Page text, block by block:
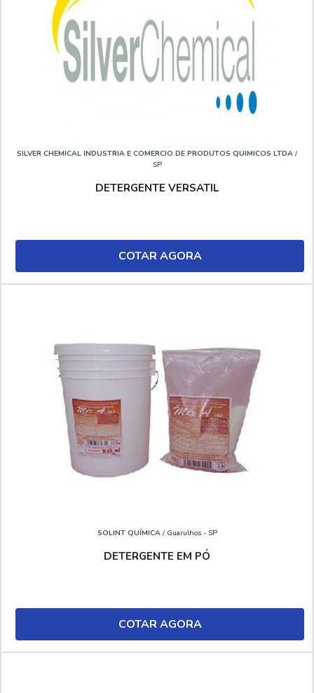
SILVER CHEMICAL INDUSTRIA E COMERCIO DE PRODUTOS QUIMICOS LTDA /
SP
DETERGENTE VERSATIL
COTAR AGORA
SOLINT QUÍMICA/ Guarulhos - SP
DETERGENTE EM PÓ
COTAR AGORA